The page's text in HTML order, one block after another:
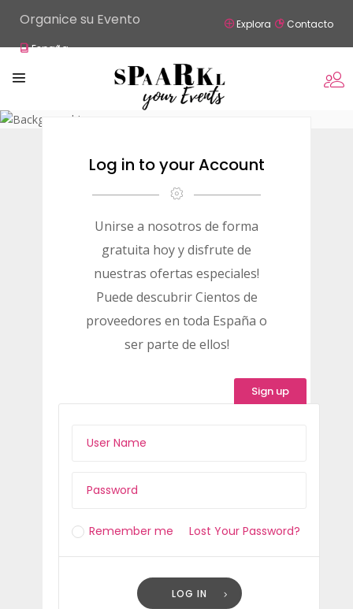
Organice su Evento
España
Explora Contacto
Log in to your Account
Unirse a nosotros de forma
gratuita hoy y disfrute de
nuestras ofertas especiales!
Puede descubrir Cientos de
proveedores en toda España o
ser parte de ellos!
Sign up
Remember me Lost Your Password?
LOG IN